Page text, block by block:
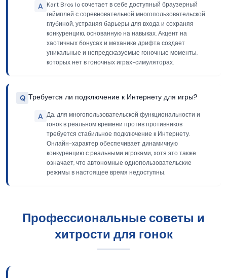
A Kart Bros Io сочетает в себе доступный браузерный
геймплей с соревновательной многопользовательской
глубиной, устраняя барьеры для входа и сохраняя
конкуренцию, основанную на навыках. Акцент на
хаотичных бонусах и механике дрифта создает
уникальные и непредсказуемые гоночные моменты,
которых нет в гоночных играх-симуляторах.
Q Требуется ли подключение к Интернету для игры?
A Да, для многопользовательской функциональности и
гонок в реальном времени против противников
требуется стабильное подключение к Интернету.
Онлайн-характер обеспечивает динамичную
конкуренцию с реальными игроками, хотя это также
означает, что автономные однопользовательские
режимы в настоящее время недоступны.
Профессиональные советы и
хитрости для гонок